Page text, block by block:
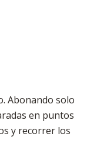
Abonando solo
en puntos
y recorrer los